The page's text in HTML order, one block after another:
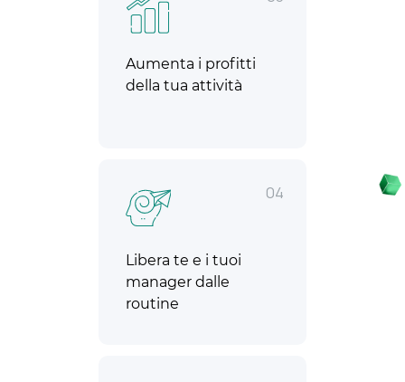
Aumenta i profitti
della tua attività
04
Libera te e i tuoi
manager dalle
routine